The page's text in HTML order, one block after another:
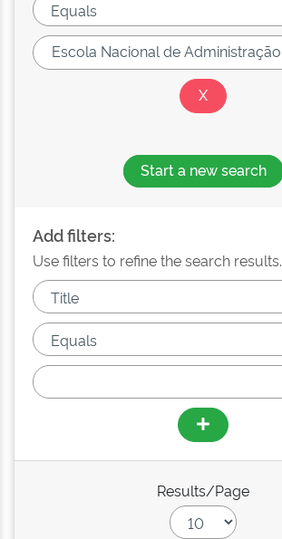
Start a new search
Add filters:
Use filters to refine the search results.
Results/Page